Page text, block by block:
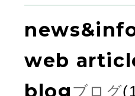
web
blog ブログ